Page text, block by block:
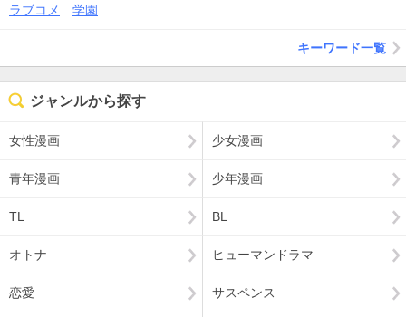
ラブコメ
学園
キーワード一覧
ジャンルから探す
女性漫画 少女漫画
青年漫画 少年漫画
TL BL
オトナ ヒューマンドラマ
恋愛 サスペンス